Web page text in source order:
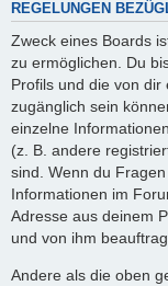
REGELUNGEN
Zweck eines Boards
zu ermöglichen. Du
Profils und die von
zugänglich sein
einzelne
(z. B. andere
sind. Wenn du
Informationen im
Adresse aus deinem
und von ihm
Andere als die oben